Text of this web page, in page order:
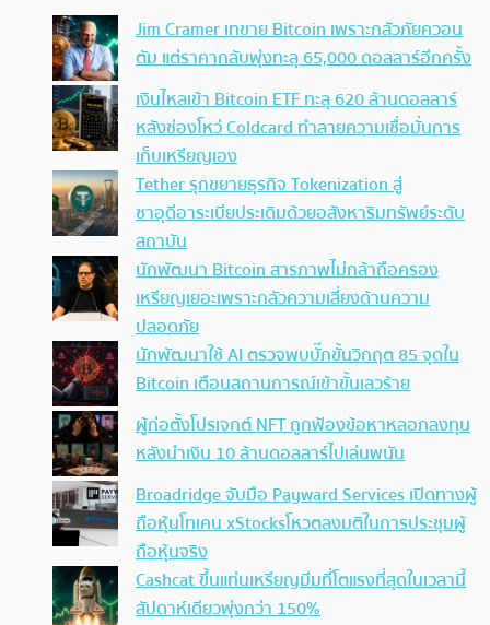
Jim Cramer เทขาย Bitcoin เพราะกลัวภัยควอน
ตัม แต่ราคากลับพุ่งทะลุ 65,000 ดอลลาร์อีกครั้ง
เงินไหลเข้า Bitcoin ETF ทะลุ 620 ล้านดอลลาร์
หลังช่องโหว่ Coldcard ทำลายความเชื่อมั่นการ
เก็บเหรียญเอง
Tether รุกขยายธุรกิจ Tokenization สู่
ซาอุดีอาระเบียประเดิมด้วยอสังหาริมทรัพย์ระดับ
สถาบัน
นักพัฒนา Bitcoin สารภาพไม่กล้าถือครอง
เหรียญเยอะเพราะกลัวความเสี่ยงด้านความ
ปลอดภัย
นักพัฒนาใช้ AI ตรวจพบบั๊กขั้นวิกฤต 85 จุดใน
Bitcoin เตือนสถานการณ์เข้าขั้นเลวร้าย
ผู้ก่อตั้งโปรเจกต์ NFT ถูกฟ้องข้อหาหลอกลงทุน
หลังนำเงิน 10 ล้านดอลลาร์ไปเล่นพนัน
Broadridge จับมือ Payward Services เปิดทางผู้
ถือหุ้นโทเคน xStocksโหวตลงมติในการประชุมผู้
ถือหุ้นจริง
Cashcat ขึ้นแท่นเหรียญมีมที่โตแรงที่สุดในเวลานี้
สัปดาห์เดียวพุ่งกว่า 150%